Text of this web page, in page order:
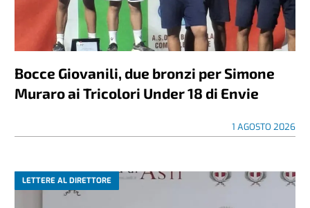
Bocce Giovanili, due bronzi per Simone
Muraro ai Tricolori Under 18 di Envie
1 AGOSTO 2026
LETTERE AL DIRETTORE